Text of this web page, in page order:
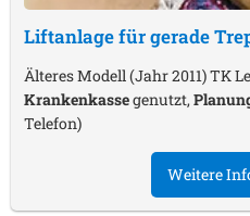
Liftanlage für gerade
Älteres Modell (Jahr 2011) TK
Krankenkassegenutzt,
Telefon)
Weitere